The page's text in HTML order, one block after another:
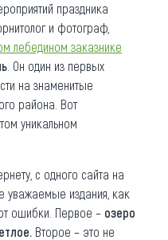
праздника
и фотограф,
лебедином заказнике
. Он один из первых
на знаменитые
района. Вот
уникальном
с одного сайта на
уважаемые издания, как
ошибки. Первое – озеро
Второе – это не